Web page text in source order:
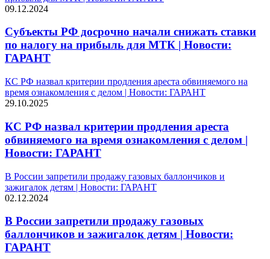
09.12.2024
Субъекты РФ досрочно начали снижать ставки
по налогу на прибыль для МТК | Новости:
ГАРАНТ
КС РФ назвал критерии продления ареста обвиняемого на
время ознакомления с делом | Новости: ГАРАНТ
29.10.2025
КС РФ назвал критерии продления ареста
обвиняемого на время ознакомления с делом |
Новости: ГАРАНТ
В России запретили продажу газовых баллончиков и
зажигалок детям | Новости: ГАРАНТ
02.12.2024
В России запретили продажу газовых
баллончиков и зажигалок детям | Новости:
ГАРАНТ